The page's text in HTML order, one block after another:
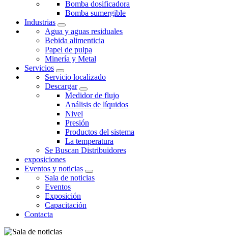
Bomba dosificadora
Bomba sumergible
Industrias
Agua y aguas residuales
Bebida alimenticia
Papel de pulpa
Minería y Metal
Servicios
Servicio localizado
Descargar
Medidor de flujo
Análisis de líquidos
Nivel
Presión
Productos del sistema
La temperatura
Se Buscan Distribuidores
exposiciones
Eventos y noticias
Sala de noticias
Eventos
Exposición
Capacitación
Contacta